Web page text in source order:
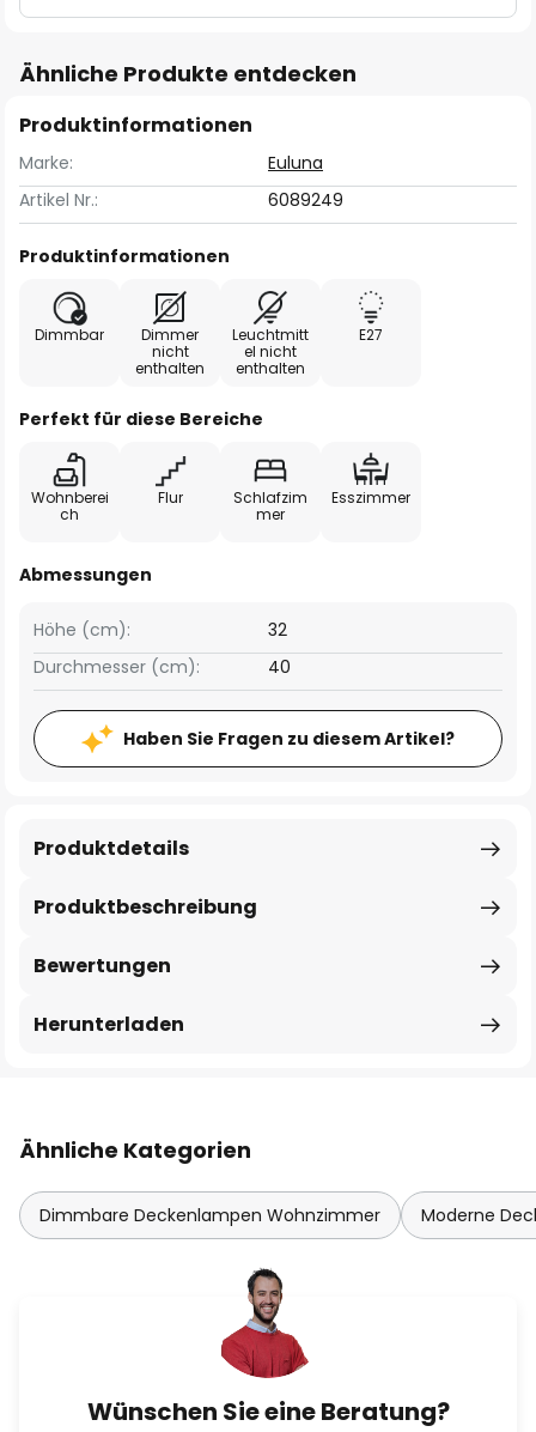
Ähnliche Produkte entdecken
Produktinformationen
Marke:
Euluna
Artikel Nr.:
6089249
Produktinformationen
Dimmbar
Dimmer
nicht
enthalten
Leuchtmitt
el nicht
enthalten
E27
Perfekt für diese Bereiche
Wohnberei
ch
Flur
Schlafzim
mer
Esszimmer
Abmessungen
Höhe (cm):
32
Durchmesser (cm):
40
Haben Sie Fragen zu diesem Artikel?
Produktbeschreibung
Produktdetails
Bewertungen
Herunterladen
Ähnliche Kategorien
Dimmbare Deckenlampen Wohnzimmer Moderne
Wünschen Sie eine Beratung?